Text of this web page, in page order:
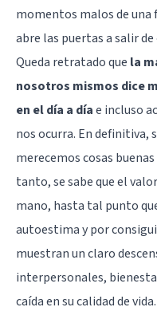
momentos malos de una
abre las puertas a salir
Queda retratado que la
nosotros mismos dice
en el día a díae incluso
nos ocurra. En definitiva,
merecemos cosas
tanto, se sabe que el
mano, hasta tal punto
autoestima y por
muestran un claro
interpersonales,
caída en su calidad de vida.